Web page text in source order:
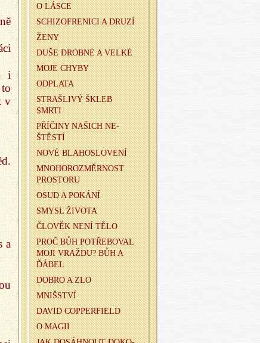
i
v
a
O LÁSCE
SCHI­ZOFRE­NI­CI A DRUZÍ
ŽENY
DUŠE DROB­NÉ A VELKÉ
MOJE CHYBY
OD­PLA­TA
STRAŠ­LI­VÝ ŠKLEB
SMRTI
PŘÍ­ČI­NY NA­ŠICH NE­
ŠTĚS­TÍ
NOVÉ BLA­HO­SLO­VE­NÍ
MNO­HO­ROZ­MĚR­NOST
PRO­STO­RU
OSUD A PO­KÁ­NÍ
SMYSL ŽI­VO­TA
ČLO­VĚK NENÍ TĚLO
PROČ BŮH PO­TŘE­BO­VAL
MOJI VRAŽ­DU? BŮH A
ĎÁBEL
DOBRO A ZLO
MNIŠ­STVÍ
DAVID COP­PER­FIELD
O MAGII